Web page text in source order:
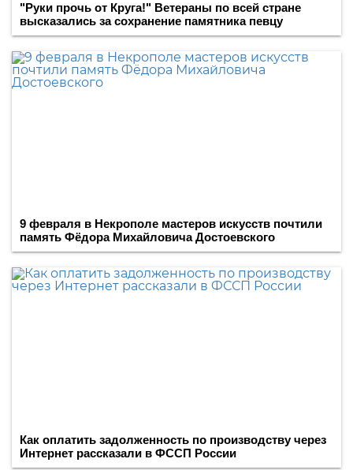
"Руки прочь от Круга!" Ветераны по всей стране
высказались за сохранение памятника певцу
9 февраля в Некрополе мастеров искусств почтили
память Фёдора Михайловича Достоевского
Как оплатить задолженность по производству через
Интернет рассказали в ФССП России